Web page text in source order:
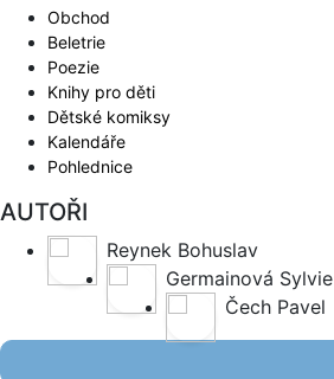
Obchod
Beletrie
Poezie
Knihy pro děti
Dětské komiksy
Kalendáře
Pohlednice
AUTOŘI
Reynek Bohuslav
Germainová Sylvie
Čech Pavel